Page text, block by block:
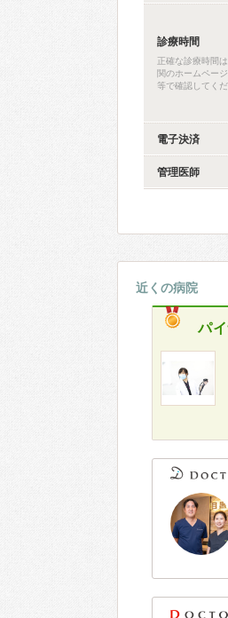
診療時間
正確な診療時間
関のホームペー
等で確認してく
電子決済
管理医師
近くの病院
パ